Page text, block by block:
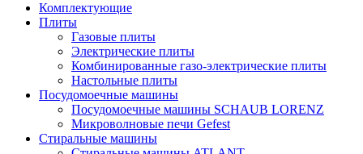
Комплектующие
Плиты
Газовые плиты
Электрические плиты
Комбинированные газо-электрические плиты
Настольные плиты
Посудомоечные машины
Посудомоечные машины SCHAUB LORENZ
Микроволновые печи Gefest
Стиральные машины